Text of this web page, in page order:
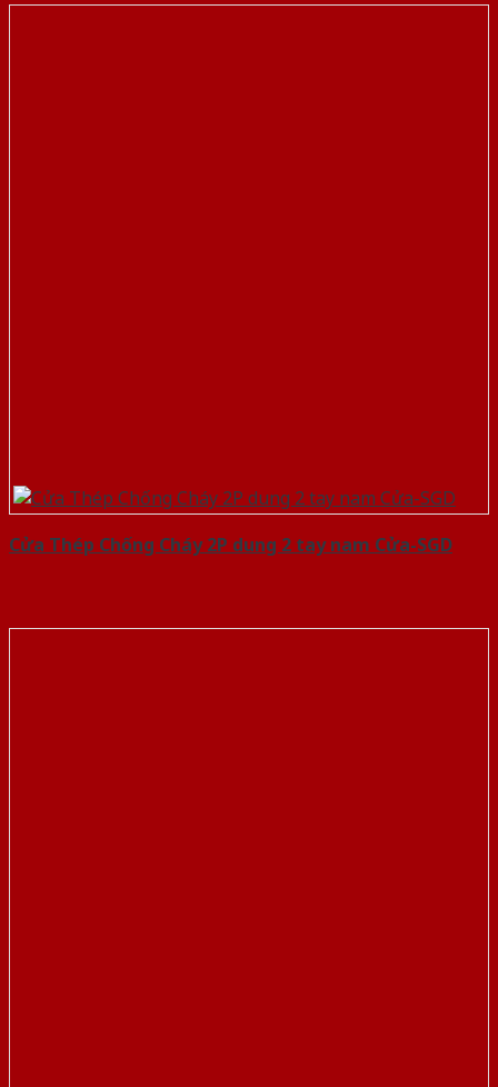
Cửa Thép Chống Cháy 2P dung 2 tay nam Cửa-SGD